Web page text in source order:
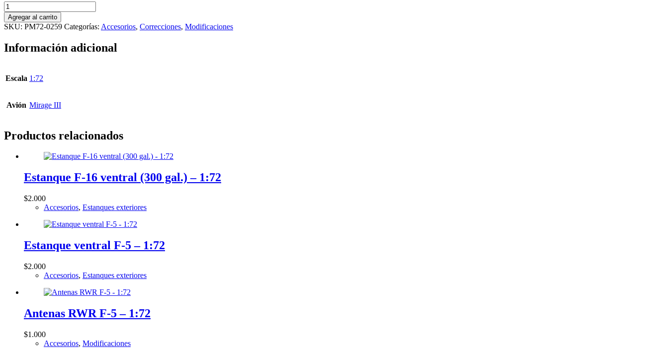
Nariz
Mirage
Pantera
50DCM
PJ)
cantidad
Agregar al carrito
SKU: PM72-0259 Categorías: Accesorios, Correcciones, Modificaciones
Información adicional
Escala 1:72
Avión Mirage III
Productos relacionados
Estanque F-16 ventral (300 gal.) – 1:72
$2.000
Accesorios, Estanques exteriores
Estanque ventral F-5 – 1:72
$2.000
Accesorios, Estanques exteriores
Antenas RWR F-5 – 1:72
$1.000
Accesorios, Modificaciones